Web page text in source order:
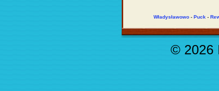
Władysławowo - Puck -
© 2026